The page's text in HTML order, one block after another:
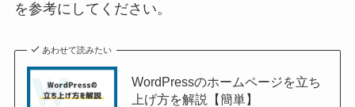
を参考にしてください。
あわせて読みたい
WordPressのホームページを立ち
上げ方を解説【簡単】